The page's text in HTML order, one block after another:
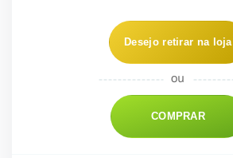
Desejo retirar na loja
COMPRAR